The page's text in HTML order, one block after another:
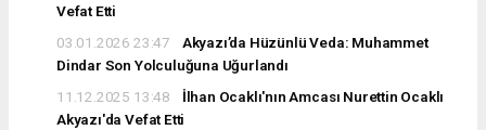
Vefat Etti
03.01.2026 23:47
Akyazı’da Hüzünlü Veda: Muhammet
Dindar Son Yolculuğuna Uğurlandı
11.12.2025 13:48
İlhan Ocaklı'nın Amcası Nurettin Ocaklı
Akyazı'da Vefat Etti